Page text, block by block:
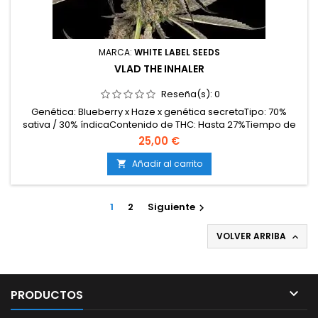
MARCA: WHITE LABEL SEEDS
VLAD THE INHALER
Reseña(s): 0
Genética: Blueberry x Haze x genética secretaTipo: 70%
sativa / 30% índicaContenido de THC: Hasta 27%Tiempo de
floración: 65–70 días en interiorProducción en interior: 500–
600 g/m²Producción en exterior: Hasta 2200
g/plantaAltura: 120–160 cm en interior; hasta 280 cm en
exteriorAromas y sabores: Arándanos, incienso, pimienta
negra,...
25,00 €
 Añadir al carrito
1 2 Siguiente 
VOLVER ARRIBA 
PRODUCTOS 